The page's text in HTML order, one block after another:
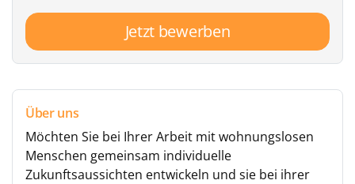
Jetzt bewerben
Über uns
Möchten Sie bei Ihrer Arbeit mit wohnungslosen
Menschen gemeinsam individuelle
Zukunftsaussichten entwickeln und sie bei ihrer